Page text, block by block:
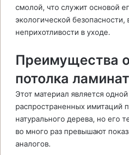
смолой, что служит основой
экологической безопасности,
неприхотливости в уходе.
Преимущества
потолка
Этот материал является
распространенных имитаций
натурального дерева, но его
во много раз превышают
аналогов.